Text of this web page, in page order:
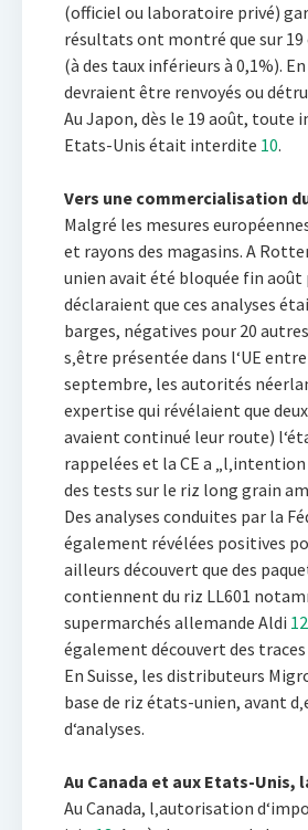
(officiel ou laboratoire privé)
résultats ont montré que sur
(à des taux inférieurs à 0,1%).
devraient être renvoyés ou
Au Japon, dès le 19 août, toute
Etats-Unis était interdite 10.
Vers une commercialisation
Malgré les mesures
et rayons des magasins. A
unien avait été bloquée fin août
déclaraient que ces analyses
barges, négatives pour 20 autres
s‚être présentée dans l‘UE
septembre, les autorités
expertise qui révélaient que
avaient continué leur route)
rappelées et la CE a
des tests sur le riz long grain
Des analyses conduites par la
également révélées positives
ailleurs découvert que des
contiennent du riz LL601
supermarchés allemande Aldi 12
également découvert des
En Suisse, les distributeurs
base de riz états-unien, avant
d‘analyses.
Au Canada et aux Etats-
Au Canada, l‚autorisation